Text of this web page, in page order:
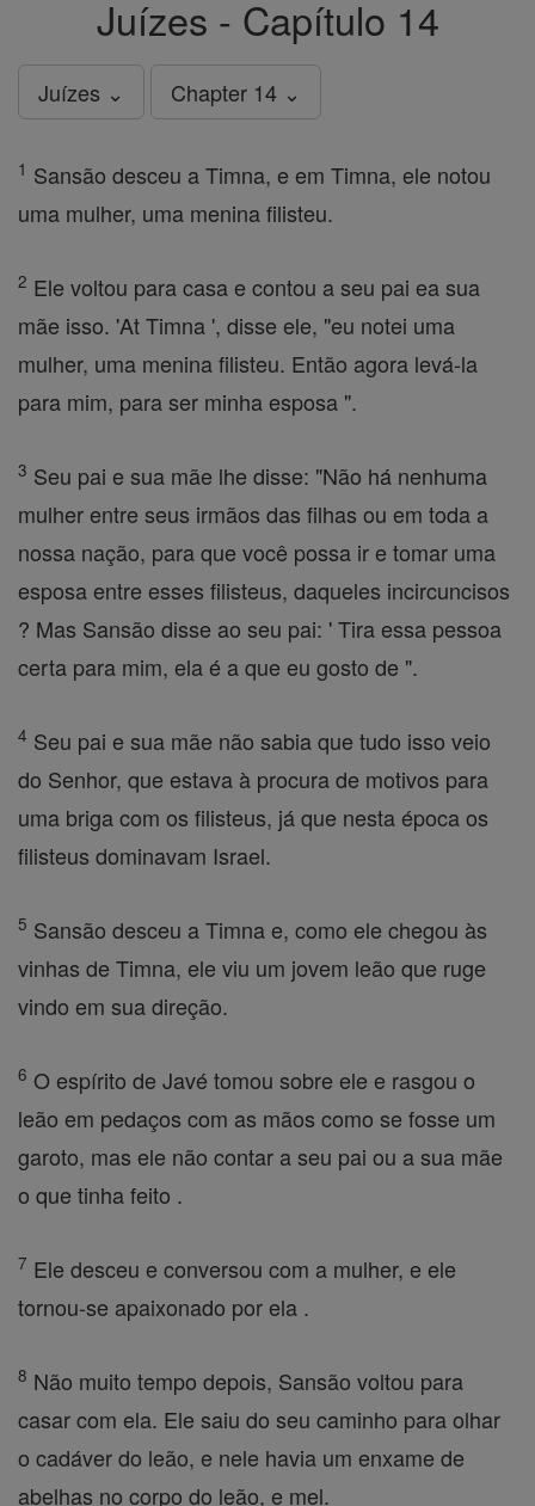
Juízes - Capítulo 14
Juízes ⌄ Chapter 14 ⌄
1 Sansão desceu a Timna, e em Timna, ele notou
uma mulher, uma menina filisteu.
2 Ele voltou para casa e contou a seu pai ea sua
mãe isso. 'At Timna ', disse ele, "eu notei uma
mulher, uma menina filisteu. Então agora levá-la
para mim, para ser minha esposa ".
3 Seu pai e sua mãe lhe disse: "Não há nenhuma
mulher entre seus irmãos das filhas ou em toda a
nossa nação, para que você possa ir e tomar uma
esposa entre esses filisteus, daqueles incircuncisos
? Mas Sansão disse ao seu pai: ' Tira essa pessoa
certa para mim, ela é a que eu gosto de ".
4 Seu pai e sua mãe não sabia que tudo isso veio
do Senhor, que estava à procura de motivos para
uma briga com os filisteus, já que nesta época os
filisteus dominavam Israel.
5 Sansão desceu a Timna e, como ele chegou às
vinhas de Timna, ele viu um jovem leão que ruge
vindo em sua direção.
6 O espírito de Javé tomou sobre ele e rasgou o
leão em pedaços com as mãos como se fosse um
garoto, mas ele não contar a seu pai ou a sua mãe
o que tinha feito .
7 Ele desceu e conversou com a mulher, e ele
tornou-se apaixonado por ela .
8 Não muito tempo depois, Sansão voltou para
casar com ela. Ele saiu do seu caminho para olhar
o cadáver do leão, e nele havia um enxame de
abelhas no corpo do leão, e mel.